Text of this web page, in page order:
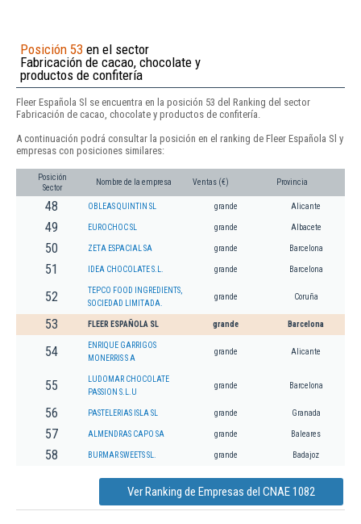
Posición 53 en el sector
Fabricación de cacao, chocolate y
productos de confitería
Fleer Española Sl se encuentra en la posición 53 del Ranking del sector
Fabricación de cacao, chocolate y productos de confitería.
A continuación podrá consultar la posición en el ranking de Fleer Española Sl y
empresas con posiciones similares:
Posición
Sector
Nombre de la empresa Ventas (€) Provincia
48 OBLEAS QUINTIN SL grande Alicante
49 EUROCHOC SL grande Albacete
50 ZETA ESPACIAL SA grande Barcelona
51 IDEA CHOCOLATE S.L. grande Barcelona
52
TEPCO FOOD INGREDIENTS,
SOCIEDAD LIMITADA.
grande Coruña
53 FLEER ESPAÑOLA SL grande Barcelona
54
ENRIQUE GARRIGOS
MONERRIS S A
grande Alicante
55
LUDOMAR CHOCOLATE
PASSION S.L.U
grande Barcelona
56 PASTELERIAS ISLA SL grande Granada
57 ALMENDRAS CAPO SA grande Baleares
58 BURMAR SWEETS SL. grande Badajoz
Ver Ranking de Empresas del CNAE 1082